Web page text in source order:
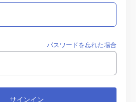
パスワードを忘れた場合